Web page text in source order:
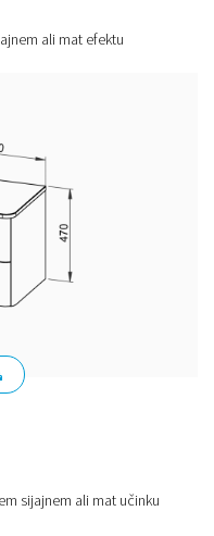
ali mat efektu
sijajnem ali mat učinku